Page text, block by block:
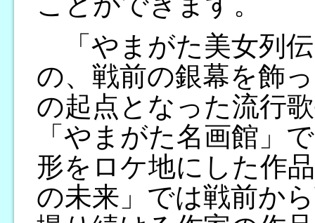
「やまがた美女列
の、戦前の銀幕を飾
の起点となった流行
「やまがた名画館」
形をロケ地にした作
の未来」では戦前か